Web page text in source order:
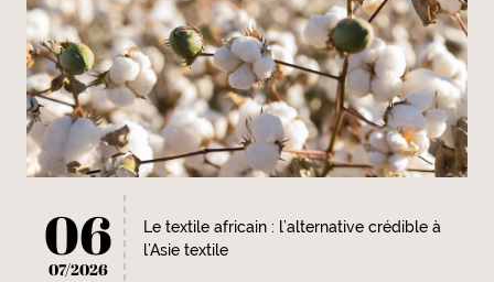
06
07/2026
Le textile africain : l’alternative crédible à
l’Asie textile